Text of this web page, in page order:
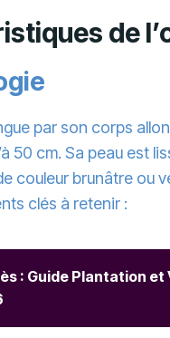
de
par son corps
50 cm. Sa peau est
couleur brunâtre ou
clés à retenir :
: Guide Plantation